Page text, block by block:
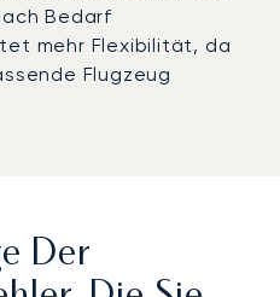
Bedarf
mehr Flexibilität, da
Flugzeug
Der